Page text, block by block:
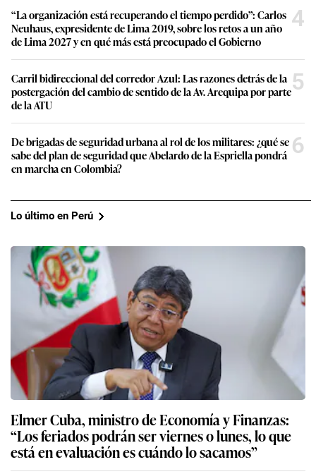
“La organización está recuperando el tiempo perdido”: Carlos
Neuhaus, expresidente de Lima 2019, sobre los retos a un año
de Lima 2027 y en qué más está preocupado el Gobierno
4
Carril bidireccional del corredor Azul: Las razones detrás de la
postergación del cambio de sentido de la Av. Arequipa por parte
de la ATU
5
De brigadas de seguridad urbana al rol de los militares: ¿qué se
sabe del plan de seguridad que Abelardo de la Espriella pondrá
en marcha en Colombia?
6
Lo último en Perú
Elmer Cuba, ministro de Economía y Finanzas:
“Los feriados podrán ser viernes o lunes, lo que
está en evaluación es cuándo lo sacamos”